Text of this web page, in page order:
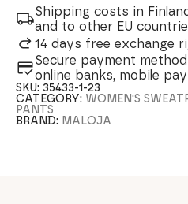
Shipping costs in
and to other EU
14 days free exchange
Secure payment
online banks, mobile
SKU: 35433-1-23
CATEGORY: WOMEN'S
PANTS
BRAND: MALOJA